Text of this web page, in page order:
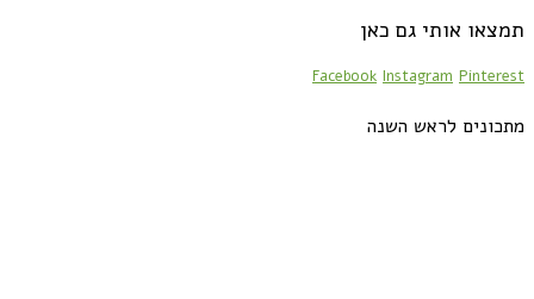
תמצאו אותי גם כאן
Facebook Instagram Pinterest
מתכונים לראש השנה